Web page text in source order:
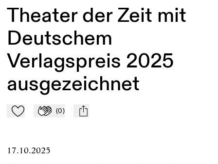
Theater der Zeit mit
Deutschem
Verlagspreis 2025
ausgezeichnet
Zu Mein-TdZ hinzufügen
Applaudieren
(0) mail
17.10.2025